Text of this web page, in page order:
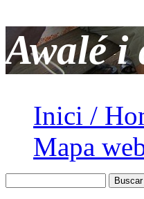
Awalé i
Inici /
Mapa